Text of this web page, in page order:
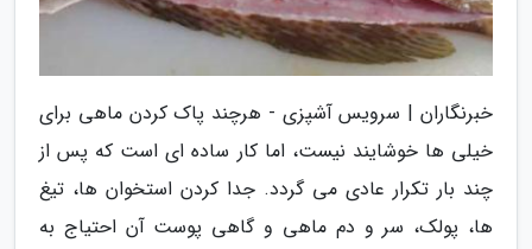
خبرنگاران | سرویس آشپزی - هرچند پاک کردن ماهی برای
خیلی ها خوشایند نیست، اما کار ساده ای است که پس از
چند بار تکرار عادی می گردد. جدا کردن استخوان ها، تیغ
ها، پولک، سر و دم ماهی و گاهی پوست آن احتیاج به